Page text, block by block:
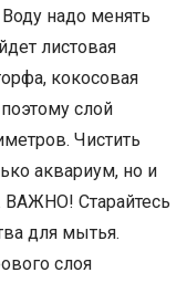
надо менять
листовая
кокосовая
слой
Чистить
аквариум, но и
ВАЖНО! Старайтесь
для мытья.
слоя